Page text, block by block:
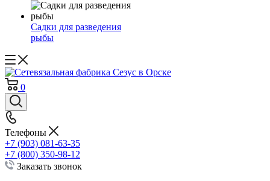
Садки для разведения
рыбы
0
Телефоны
+7 (903) 081-63-35
+7 (800) 350-98-12
Заказать звонок